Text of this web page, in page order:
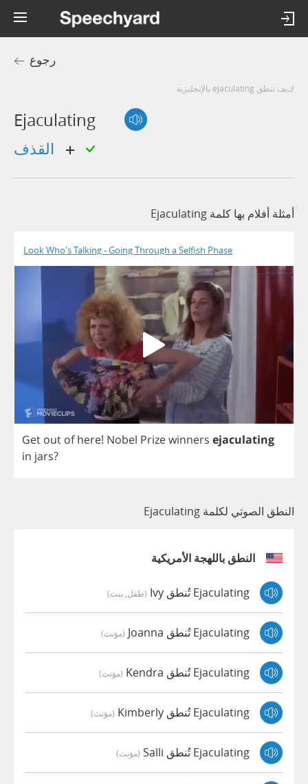
رجوع
كيف تنطق ejaculating بالإنجليزية
Ejaculating
أمثلة أفلام بها كلمة Ejaculating
Look Who's Talking - Going Through a Selfish Phase
Get out of here! Nobel Prizewinners ejaculating
in jars?
النطق الصوتي لكلمة Ejaculating
النطق باللهجة الأمريكية
Ejaculating تُنطق Ivy (طفل, بنت)
Ejaculating تُنطق Joanna (مؤنث)
Ejaculating تُنطق Kendra (مؤنث)
Ejaculating تُنطق Kimberly (مؤنث)
Ejaculating تُنطق Salli (مؤنث)